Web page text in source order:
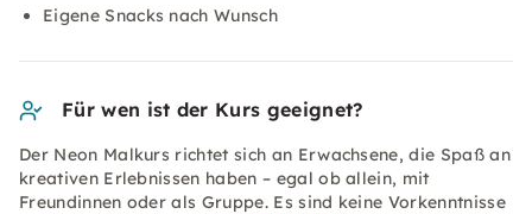
Eigene Snacks nach Wunsch
Für wen ist der Kurs geeignet?
Der Neon Malkurs richtet sich an Erwachsene, die Spaß an
kreativen Erlebnissen haben – egal ob allein, mit
Freundinnen oder als Gruppe. Es sind keine Vorkenntnisse